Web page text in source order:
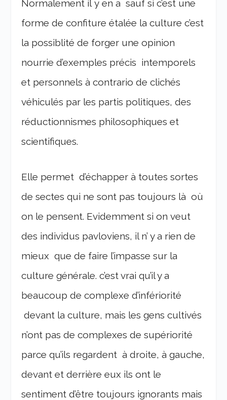
Normalement il y en a sauf si c’est une
forme de confiture étalée la culture c’est
la possiblité de forger une opinion
nourrie d’exemples précis intemporels
et personnels à contrario de clichés
véhiculés par les partis politiques, des
réductionnismes philosophiques et
scientifiques.
Elle permet d’échapper à toutes sortes
de sectes qui ne sont pas toujours là où
on le pensent. Evidemment si on veut
des individus pavloviens, il n’ y a rien de
mieux que de faire l’impasse sur la
culture générale. c’est vrai qu’il y a
beaucoup de complexe d’infériorité
devant la culture, mais les gens cultivés
n’ont pas de complexes de supériorité
parce qu’ils regardent à droite, à gauche,
devant et derrière eux ils ont le
sentiment d’être toujours ignorants mais